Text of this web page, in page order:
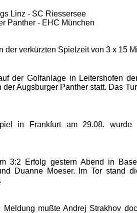
Linz - SC Riessersee
Panther - EHC München
der verkürzten Spielzeit von 3 x 15
der Golfanlage in Leitershofen
Augsburger Panther statt. Das
in Frankfurt am 29.08.
3:2 Erfolg gestern Abend in
Duanne Moeser. Im Tor stand
Meldung mußte Andrej Strakhov